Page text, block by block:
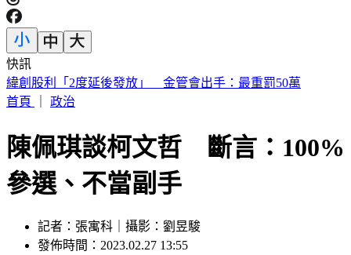
快訊
砍Gmail神功能 2027年起停止支援第三方帳號收寄信
首頁
政治
陳佩琪談柯文哲 斷言：100%
參選、不當副手
記者：張寓科｜攝影：劉昱駿
發佈時間：2023.02.27 13:55